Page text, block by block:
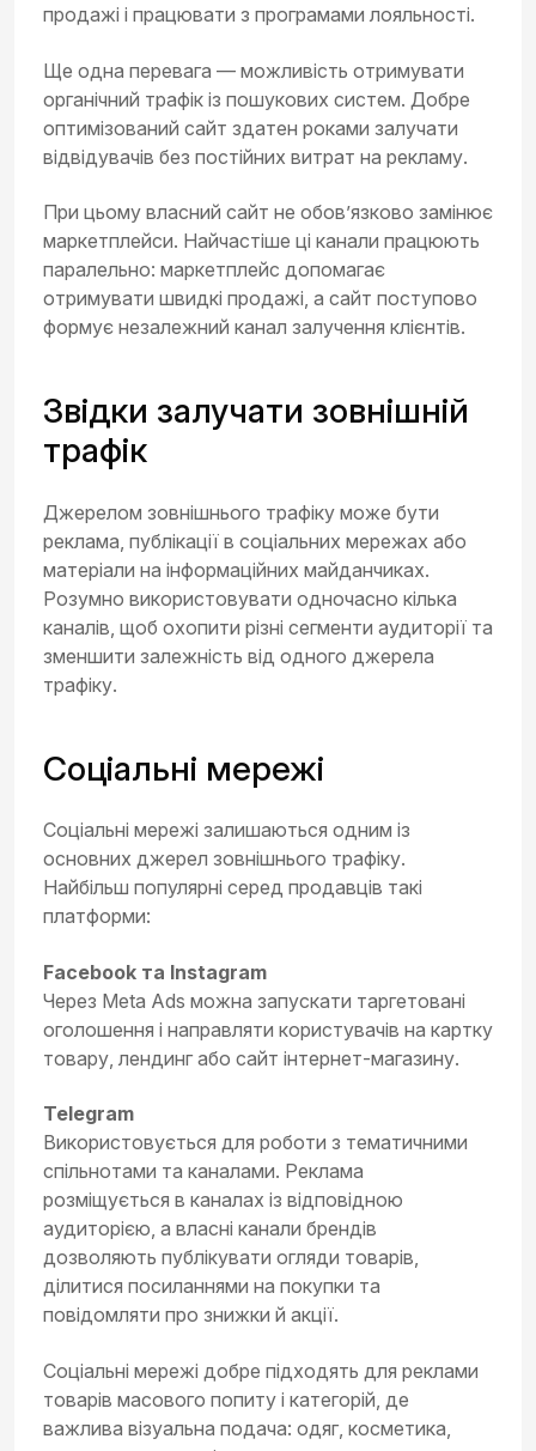
продажі і працювати з програмами лояльності.
Ще одна перевага — можливість отримувати
органічний трафік із пошукових систем. Добре
оптимізований сайт здатен роками залучати
відвідувачів без постійних витрат на рекламу.
При цьому власний сайт не обов’язково замінює
маркетплейси. Найчастіше ці канали працюють
паралельно: маркетплейс допомагає
отримувати швидкі продажі, а сайт поступово
формує незалежний канал залучення клієнтів.
Звідки залучати зовнішній
трафік
Джерелом зовнішнього трафіку може бути
реклама, публікації в соціальних мережах або
матеріали на інформаційних майданчиках.
Розумно використовувати одночасно кілька
каналів, щоб охопити різні сегменти аудиторії та
зменшити залежність від одного джерела
трафіку.
Соціальні мережі
Соціальні мережі залишаються одним із
основних джерел зовнішнього трафіку.
Найбільш популярні серед продавців такі
платформи:
Facebook та Instagram
Через Meta Ads можна запускати таргетовані
оголошення і направляти користувачів на картку
товару, лендинг або сайт інтернет-магазину.
Telegram
Використовується для роботи з тематичними
спільнотами та каналами. Реклама
розміщується в каналах із відповідною
аудиторією, а власні канали брендів
дозволяють публікувати огляди товарів,
ділитися посиланнями на покупки та
повідомляти про знижки й акції.
Соціальні мережі добре підходять для реклами
товарів масового попиту і категорій, де
важлива візуальна подача: одяг, косметика,